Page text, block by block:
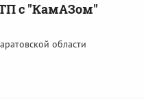
с "КамАЗом"
области